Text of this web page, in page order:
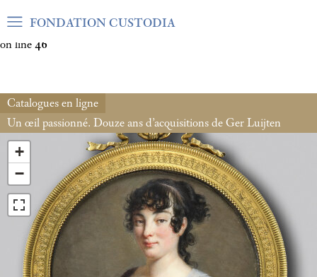
Warning: Undefined array key "var_mode" in
on line 46
FONDATION CUSTODIA
Catalogues en ligne
Un œil passionné. Douze ans d’acquisitions de Ger Luijten
+
−